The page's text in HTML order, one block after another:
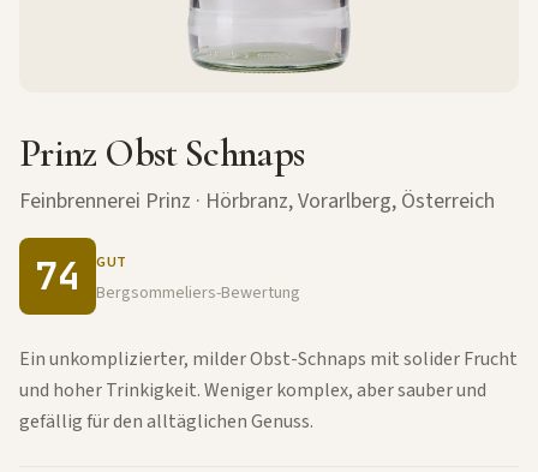
Prinz Obst Schnaps
Feinbrennerei Prinz · Hörbranz, Vorarlberg, Österreich
74 GUT
Bergsommeliers-Bewertung
Ein unkomplizierter, milder Obst-Schnaps mit solider Frucht
und hoher Trinkigkeit. Weniger komplex, aber sauber und
gefällig für den alltäglichen Genuss.